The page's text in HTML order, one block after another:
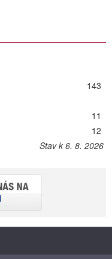
143
11
12
Stav k 6. 8. 2026